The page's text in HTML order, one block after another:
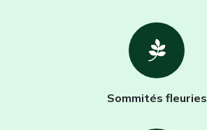
Sommités fleuries